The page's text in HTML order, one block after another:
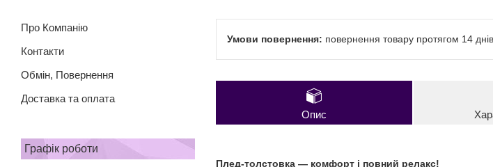
Про Компанію
Контакти
Обмін, Повернення
Доставка та оплата
Графік роботи
повернення товару протягом 14 днів
Опис
Плед-толстовка — комфорт і повний релакс!